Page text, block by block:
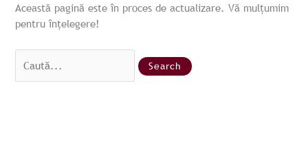
Această pagină este în proces de actualizare. Vă mulțumim
pentru înțelegere!